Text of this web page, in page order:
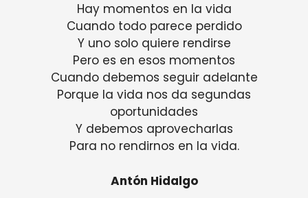
Hay momentos en la vida
Cuando todo parece perdido
Y uno solo quiere rendirse
Pero es en esos momentos
Cuando debemos seguir adelante
Porque la vida nos da segundas
oportunidades
Y debemos aprovecharlas
Para no rendirnos en la vida.
Antón Hidalgo